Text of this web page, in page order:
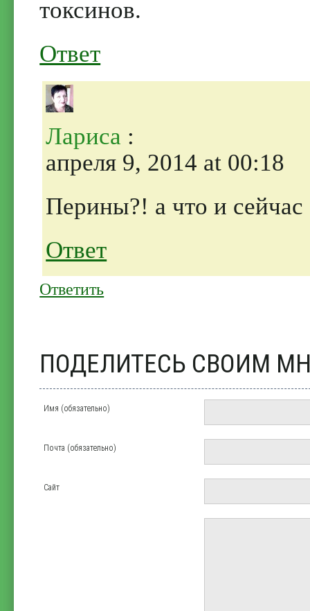
токсинов.
Ответ
Лариса :
апреля 9, 2014 at 00:18
Перины?! а что и сейчас
Ответ
Ответить
ПОДЕЛИТЕСЬ СВОИМ
Имя (обязательно)
Почта (обязательно)
Сайт